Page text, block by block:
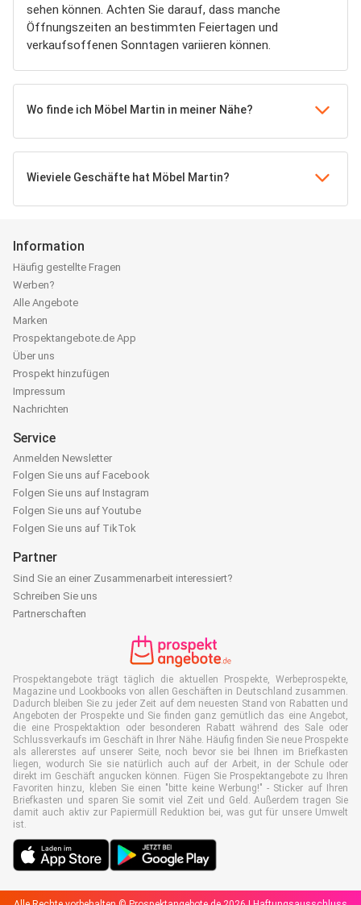
sehen können. Achten Sie darauf, dass manche
Öffnungszeiten an bestimmten Feiertagen und
verkaufsoffenen Sonntagen variieren können.
Wo finde ich Möbel Martin in meiner Nähe?
Wieviele Geschäfte hat Möbel Martin?
Information
Häufig gestellte Fragen
Werben?
Alle Angebote
Marken
Prospektangebote.de App
Über uns
Prospekt hinzufügen
Impressum
Nachrichten
Service
Anmelden Newsletter
Folgen Sie uns auf Facebook
Folgen Sie uns auf Instagram
Folgen Sie uns auf Youtube
Folgen Sie uns auf TikTok
Partner
Sind Sie an einer Zusammenarbeit interessiert?
Schreiben Sie uns
Partnerschaften
Prospektangebote trägt täglich die aktuellen Prospekte, Werbeprospekte,
Magazine und Lookbooks von allen Geschäften in Deutschland zusammen.
Dadurch bleiben Sie zu jeder Zeit auf dem neuesten Stand von Rabatten und
Angeboten der Prospekte und Sie finden ganz gemütlich das eine Angebot,
die eine Prospektaktion oder besonderen Rabatt während des Sale oder
Schlussverkaufs im Geschäft in Ihrer Nähe. Häufig finden Sie neue Prospekte
als allererstes auf unserer Seite, noch bevor sie bei Ihnen im Briefkasten
liegen, wodurch Sie sie natürlich auch auf der Arbeit, in der Schule oder
direkt im Geschäft angucken können. Fügen Sie Prospektangebote zu Ihren
Favoriten hinzu, kleben Sie einen "bitte keine Werbung!" - Sticker auf Ihren
Briefkasten und sparen Sie somit viel Zeit und Geld. Außerdem tragen Sie
damit auch aktiv zur Papiermüll Reduktion bei, was gut für unsere Umwelt
ist.